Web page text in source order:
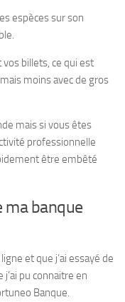
espèces sur son
billets, ce qui est
moins avec de gros
mais si vous êtes
professionnelle
être embêté
ma banque
et que j’ai essayé de
pu connaitre en
Banque.